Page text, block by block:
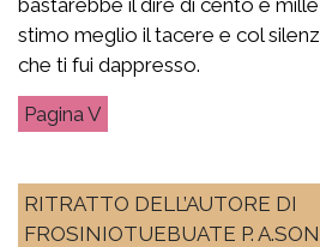
stimo meglio il tacere e col
che ti fui dappresso.
V
RITRATTO DELL’AUTORE DI
FROSINIOTUEBUATE P.